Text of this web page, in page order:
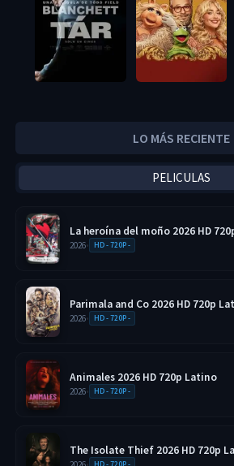
LO MÁS RECIENTE
PELICULAS
La heroína del moño 2026 HD
2026• HD - 720P -
Parimala and Co 2026 HD 720p
2026• HD - 720P -
Animales 2026 HD 720p Latino
2026• HD - 720P -
The Isolate Thief 2026 HD 720p